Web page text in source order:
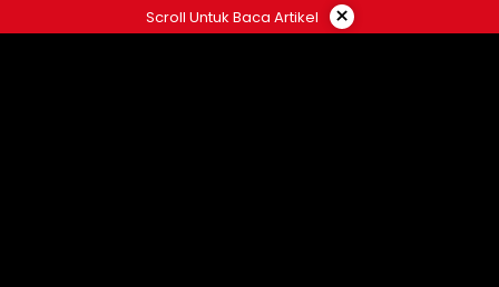
ke
Scroll Untuk Baca Artikel ×